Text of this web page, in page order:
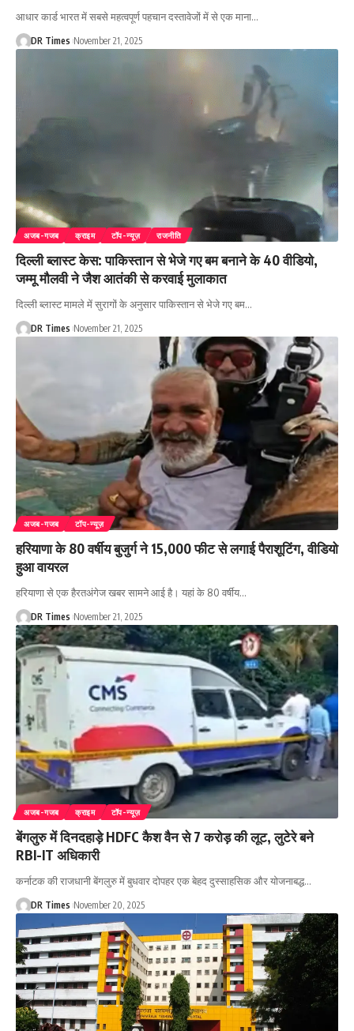
आधार कार्ड भारत में सबसे महत्वपूर्ण पहचान दस्तावेजों में से एक माना…
DR Times November 21, 2025
अजब-गजब क्राइम टॉप-न्यूज़ राजनीति
दिल्ली ब्लास्ट केस: पाकिस्तान से भेजे गए बम बनाने के 40 वीडियो,
जम्मू मौलवी ने जैश आतंकी से करवाई मुलाकात
दिल्ली ब्लास्ट मामले में सुरागों के अनुसार पाकिस्तान से भेजे गए बम…
DR Times November 21, 2025
अजब-गजब टॉप-न्यूज़
हरियाणा के 80 वर्षीय बुजुर्ग ने 15,000 फीट से लगाई पैराशूटिंग, वीडियो
हुआ वायरल
हरियाणा से एक हैरतअंगेज खबर सामने आई है। यहां के 80 वर्षीय…
DR Times November 21, 2025
अजब-गजब क्राइम टॉप-न्यूज़
बेंगलुरु में दिनदहाड़े HDFC कैश वैन से 7 करोड़ की लूट, लुटेरे बने
RBI-IT अधिकारी
कर्नाटक की राजधानी बेंगलुरु में बुधवार दोपहर एक बेहद दुस्साहसिक और योजनाबद्ध…
DR Times November 20, 2025